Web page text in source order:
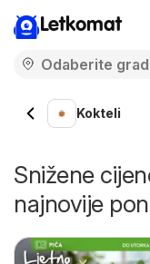
Letkomat
Kokteli
Snižene
najnovije